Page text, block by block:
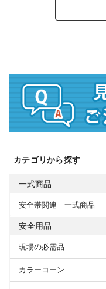
カテゴリから探す
一式商品
安全帯関連 一式商品
安全用品
現場の必需品
カラーコーン